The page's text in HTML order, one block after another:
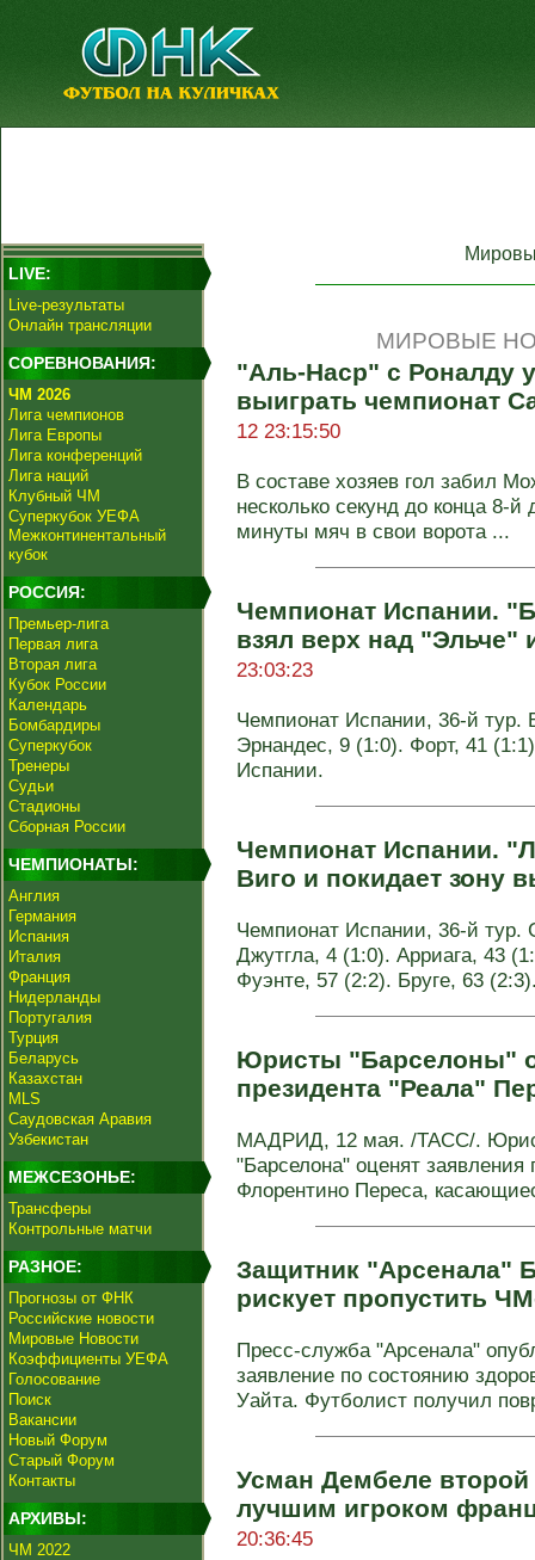
LIVE:
Live-результаты
Онлайн трансляции
СОРЕВНОВАНИЯ:
ЧМ 2026
Лига чемпионов
Лига Европы
Лига конференций
Лига наций
Клубный ЧМ
Суперкубок УЕФА
Межконтинентальный
кубок
РОССИЯ:
Премьер-лига
Первая лига
Вторая лига
Кубок России
Календарь
Бомбардиры
Суперкубок
Тренеры
Судьи
Стадионы
Сборная России
ЧЕМПИОНАТЫ:
Англия
Германия
Испания
Италия
Франция
Нидерланды
Португалия
Турция
Беларусь
Казахстан
MLS
Саудовская Аравия
Узбекистан
МЕЖСЕЗОНЬЕ:
Трансферы
Контрольные матчи
РАЗНОЕ:
Прогнозы от ФНК
Российские новости
Мировые Новости
Коэффициенты УЕФА
Голосование
Поиск
Вакансии
Новый Форум
Старый Форум
Контакты
АРХИВЫ:
ЧМ 2022
МИРОВЫЕ
"Аль-Наср" с Роналду
выиграть чемпионат
12 23:15:50
В составе хозяев гол забил
несколько секунд до конца 8-
минуты мяч в свои ворота ...
Чемпионат Испании.
взял верх над
23:03:23
Чемпионат Испании, 36-й тур.
Эрнандес, 9 (1:0). Форт, 41
Испании.
Чемпионат Испании.
Виго и покидает зону
Чемпионат Испании, 36-й тур.
Джутгла, 4 (1:0). Арриага, 43
Фуэнте, 57 (2:2). Бруге, 63
Юристы "Барселоны"
президента "Реала"
МАДРИД, 12 мая. /ТАСС/.
"Барселона" оценят
Флорентино Переса,
Защитник "Арсенала"
рискует пропустить
Пресс-служба "Арсенала"
заявление по состоянию
Уайта. Футболист получил
Усман Дембеле второй
лучшим игроком
20:36:45